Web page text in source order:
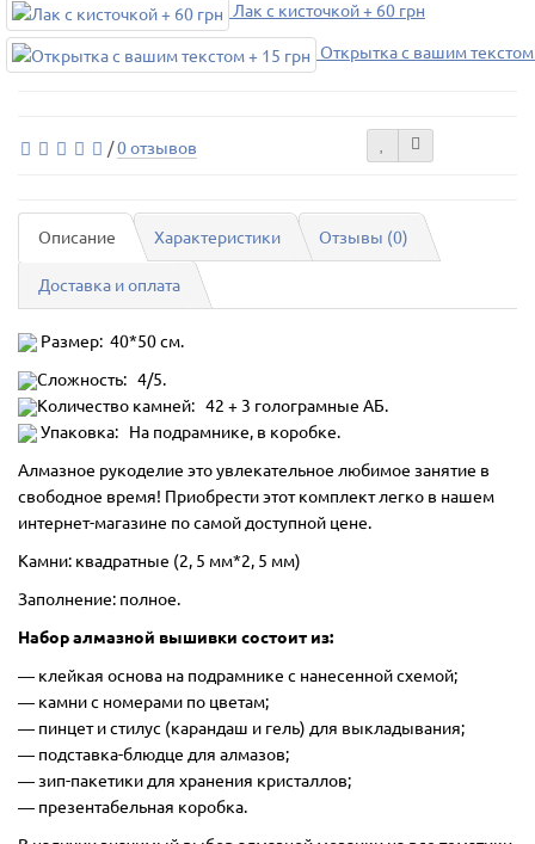
Лак с кисточкой + 60 грн
Открытка с вашим текстом
/0 отзывов
Описание Характеристики Отзывы (0)
Доставка и оплата
Размер: 40*50 см.
Сложность: 4/5.
Количество камней: 42 + 3 голограмные АБ.
Упаковка: На подрамнике, в коробке.
Алмазное рукоделие это увлекательное любимое занятие в
свободное время! Приобрести этот комплект легко в нашем
интернет-магазине по самой доступной цене.
Камни: квадратные (2, 5 мм*2, 5 мм)
Заполнение: полное.
Набор алмазной вышивки состоит из:
― клейкая основа на подрамнике с нанесенной схемой;
― камни с номерами по цветам;
― пинцет и стилус (карандаш и гель) для выкладывания;
― подставка-блюдце для алмазов;
― зип-пакетики для хранения кристаллов;
― презентабельная коробка.